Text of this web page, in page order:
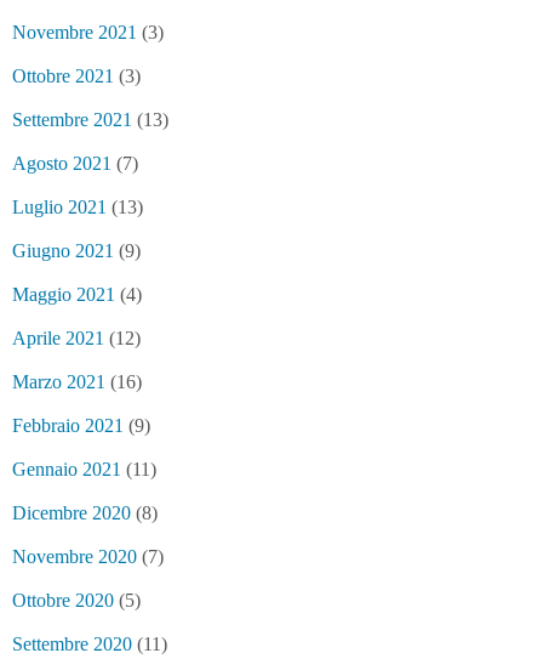
Novembre 2021 (3)
Ottobre 2021 (3)
Settembre 2021 (13)
Agosto 2021 (7)
Luglio 2021 (13)
Giugno 2021 (9)
Maggio 2021 (4)
Aprile 2021 (12)
Marzo 2021 (16)
Febbraio 2021 (9)
Gennaio 2021 (11)
Dicembre 2020 (8)
Novembre 2020 (7)
Ottobre 2020 (5)
Settembre 2020 (11)